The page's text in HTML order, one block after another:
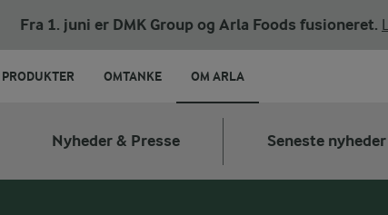
Fra 1. juni er DMK Group og Arla Foods fusioneret.
PRODUKTER OMTANKE OM ARLA
Nyheder & Presse Seneste nyheder